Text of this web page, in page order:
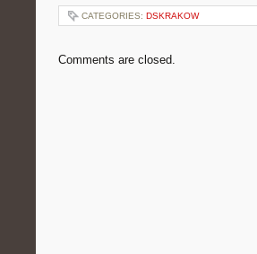
CATEGORIES: DSKRAKOW
Comments are closed.